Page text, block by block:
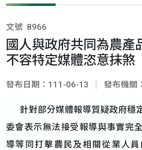
文號 8966
國人與政府共同為農產
不容特定媒體恣意抹煞
發布日期：111-06-13 發布機關
針對部分媒體報導質疑政府穩
委會表示無法接受報導與事實完
導等同打擊農民及相關從業人